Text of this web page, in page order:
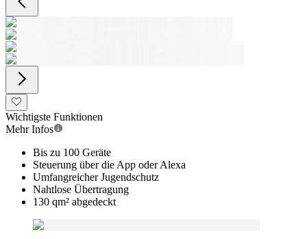
Wichtigste Funktionen
Mehr Infos
Bis zu 100 Geräte
Steuerung über die App oder Alexa
Umfangreicher Jugendschutz
Nahtlose Übertragung
130 qm² abgedeckt